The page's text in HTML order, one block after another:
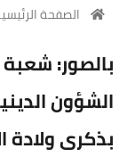
الصفحة
بالصور:
الشؤون
بذكرى